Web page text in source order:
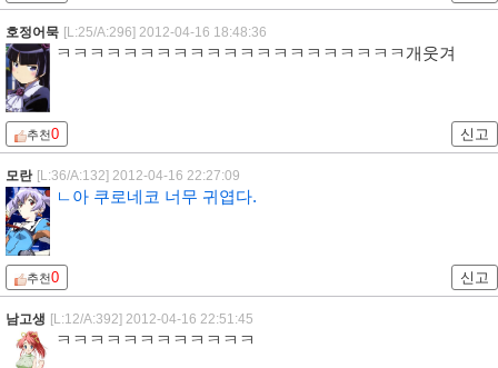
호정어묵 [L:25/A:296] 2012-04-16 18:48:36
ㅋㅋㅋㅋㅋㅋㅋㅋㅋㅋㅋㅋㅋㅋㅋㅋㅋㅋㅋㅋㅋ개웃겨
추천0 신고
모란 [L:36/A:132] 2012-04-16 22:27:09
ㄴ아 쿠로네코 너무 귀엽다.
추천0 신고
남고생 [L:12/A:392] 2012-04-16 22:51:45
ㅋㅋㅋㅋㅋㅋㅋㅋㅋㅋㅋㅋ